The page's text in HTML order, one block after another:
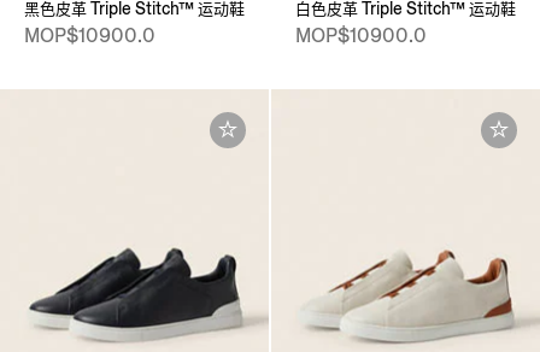
黑色皮革 Triple Stitch™ 运动鞋
MOP$10900.0
白色皮革 Triple Stitch™ 运动鞋
MOP$10900.0